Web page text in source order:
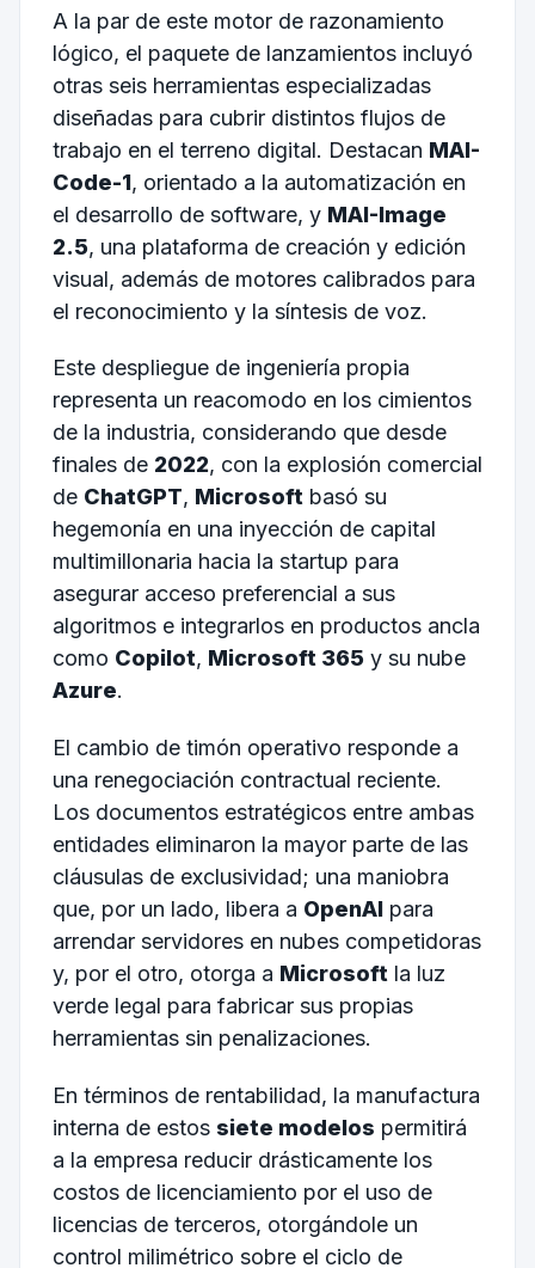
A la par de este motor de razonamiento
lógico, el paquete de lanzamientos incluyó
otras seis herramientas especializadas
diseñadas para cubrir distintos flujos de
trabajo en el terreno digital. Destacan MAI-
Code-1, orientado a la automatización en
el desarrollo de software, y MAI-Image
2.5, una plataforma de creación y edición
visual, además de motores calibrados para
el reconocimiento y la síntesis de voz.
Este despliegue de ingeniería propia
representa un reacomodo en los cimientos
de la industria, considerando que desde
finales de 2022, con la explosión comercial
de ChatGPT, Microsoftbasó su
hegemonía en una inyección de capital
multimillonaria hacia la startup para
asegurar acceso preferencial a sus
algoritmos e integrarlos en productos ancla
como Copilot, Microsoft 365 y su nube
Azure.
El cambio de timón operativo responde a
una renegociación contractual reciente.
Los documentos estratégicos entre ambas
entidades eliminaron la mayor parte de las
cláusulas de exclusividad; una maniobra
que, por un lado, libera a OpenAIpara
arrendar servidores en nubes competidoras
y, por el otro, otorga a Microsoft la luz
verde legal para fabricar sus propias
herramientas sin penalizaciones.
En términos de rentabilidad, la manufactura
interna de estos siete modelos permitirá
a la empresa reducir drásticamente los
costos de licenciamiento por el uso de
licencias de terceros, otorgándole un
control milimétrico sobre el ciclo de